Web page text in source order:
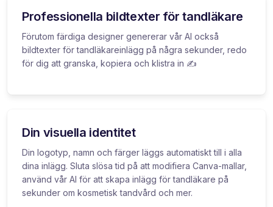
Professionella bildtexter för tandläkare
Förutom färdiga designer genererar vår AI också
bildtexter för tandläkareinlägg på några sekunder, redo
för dig att granska, kopiera och klistra in ✍️
Din visuella identitet
Din logotyp, namn och färger läggs automatiskt till i alla
dina inlägg. Sluta slösa tid på att modifiera Canva-mallar,
använd vår AI för att skapa inlägg för tandläkare på
sekunder om kosmetisk tandvård och mer.